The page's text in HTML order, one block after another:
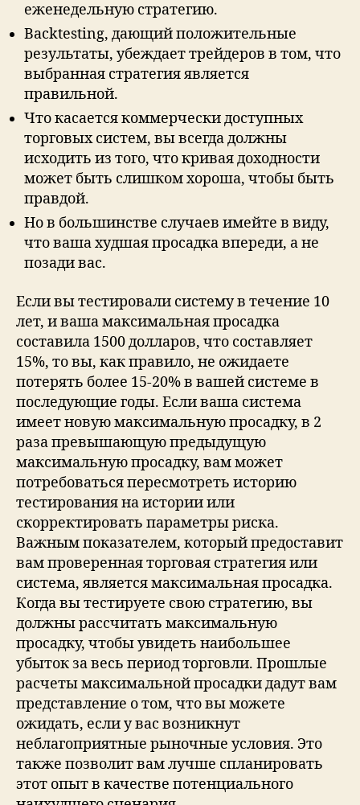
еженедельную стратегию.
Backtesting, дающий положительные
результаты, убеждает трейдеров в том, что
выбранная стратегия является
правильной.
Что касается коммерчески доступных
торговых систем, вы всегда должны
исходить из того, что кривая доходности
может быть слишком хороша, чтобы быть
правдой.
Но в большинстве случаев имейте в виду,
что ваша худшая просадка впереди, а не
позади вас.
Если вы тестировали систему в течение 10
лет, и ваша максимальная просадка
составила 1500 долларов, что составляет
15%, то вы, как правило, не ожидаете
потерять более 15-20% в вашей системе в
последующие годы. Если ваша система
имеет новую максимальную просадку, в 2
раза превышающую предыдущую
максимальную просадку, вам может
потребоваться пересмотреть историю
тестирования на истории или
скорректировать параметры риска.
Важным показателем, который предоставит
вам проверенная торговая стратегия или
система, является максимальная просадка.
Когда вы тестируете свою стратегию, вы
должны рассчитать максимальную
просадку, чтобы увидеть наибольшее
убыток за весь период торговли. Прошлые
расчеты максимальной просадки дадут вам
представление о том, что вы можете
ожидать, если у вас возникнут
неблагоприятные рыночные условия. Это
также позволит вам лучше спланировать
этот опыт в качестве потенциального